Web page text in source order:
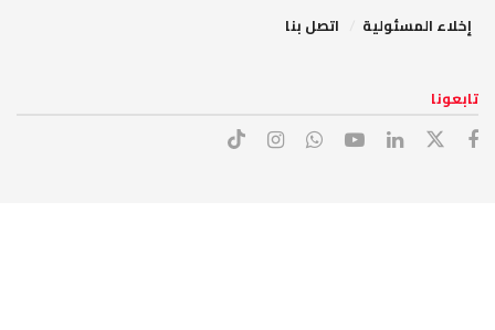
إخلاء المسئولية
اتصل بنا
تابعونا